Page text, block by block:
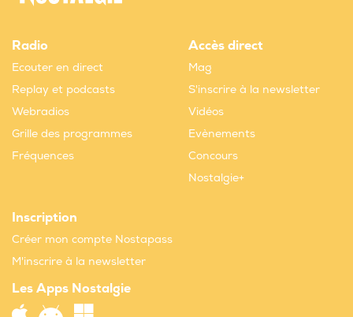
Radio
Ecouter en direct
Replay et podcasts
Webradios
Grille des programmes
Fréquences
Accès direct
Mag
S'inscrire à la newsletter
Vidéos
Evènements
Concours
Nostalgie+
Inscription
Créer mon compte Nostapass
M'inscrire à la newsletter
Les Apps Nostalgie